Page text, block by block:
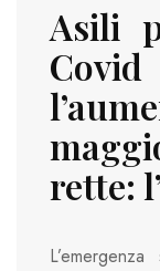
Asili
rette: